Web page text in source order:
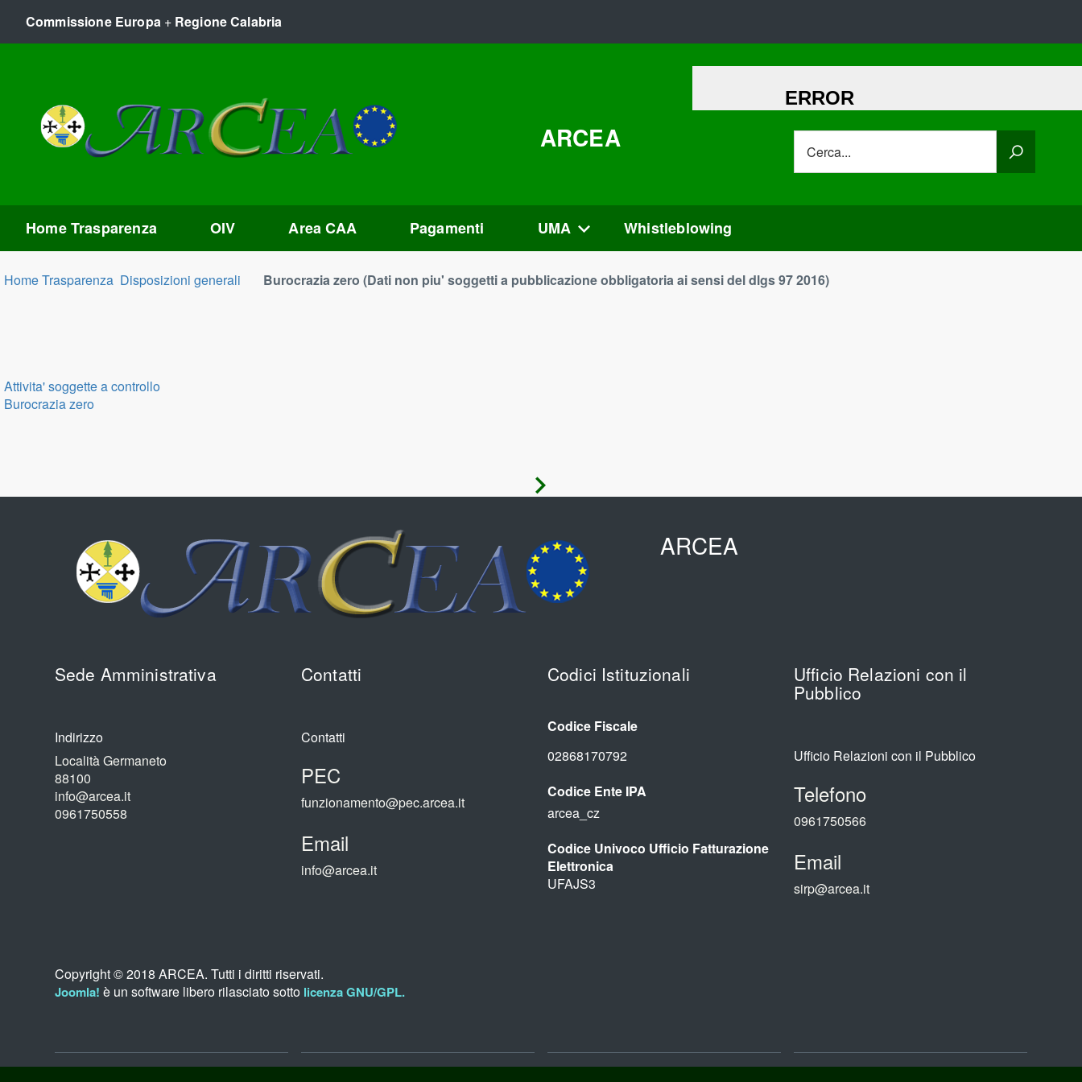
Commissione Europa+ Regione Calabria
ARCEA Cerca...
Home Trasparenza OIV Area CAA Pagamenti UMA Whistleblowing
Home Trasparenza Disposizioni generali Burocrazia zero (Dati non piu' soggetti a pubblicazione obbligatoria ai sensi del dlgs 97 2016)
Attivita' soggette a controllo
Burocrazia zero
ARCEA
Sede Amministrativa
Indirizzo
Località Germaneto
88100
info@arcea.it
0961750558
Contatti
Contatti
PEC
funzionamento@pec.arcea.it
Email
info@arcea.it
Codici Istituzionali
Codice Fiscale
02868170792
Codice Ente IPA
arcea_cz
Codice Univoco Ufficio Fatturazione
Elettronica
UFAJS3
Ufficio Relazioni con il
Pubblico
Ufficio Relazioni con il Pubblico
Telefono
0961750566
Email
sirp@arcea.it
Copyright © 2018 ARCEA. Tutti i diritti riservati.
Joomla! è un software libero rilasciato sotto licenza GNU/GPL.